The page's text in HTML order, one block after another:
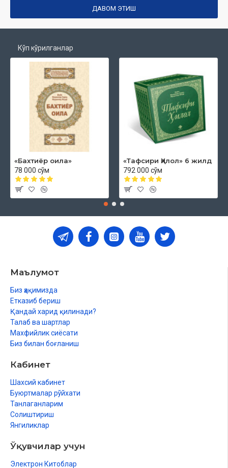
ДАВОМ ЭТИШ
Кўп кўрилганлар
«Бахтиёр оила»
78 000 сўм
«Тафсири Ҳилол» 6 жилд
792 000 сўм
Маълумот
Биз ҳақимизда
Етказиб бериш
Қандай харид қилинади?
Талаб ва шартлар
Махфийлик сиёсати
Биз билан боғланиш
Кабинет
Шахсий кабинет
Буюртмалар рўйхати
Танлаганларим
Солиштириш
Янгиликлар
Ўқувчилар учун
Электрон Китоблар